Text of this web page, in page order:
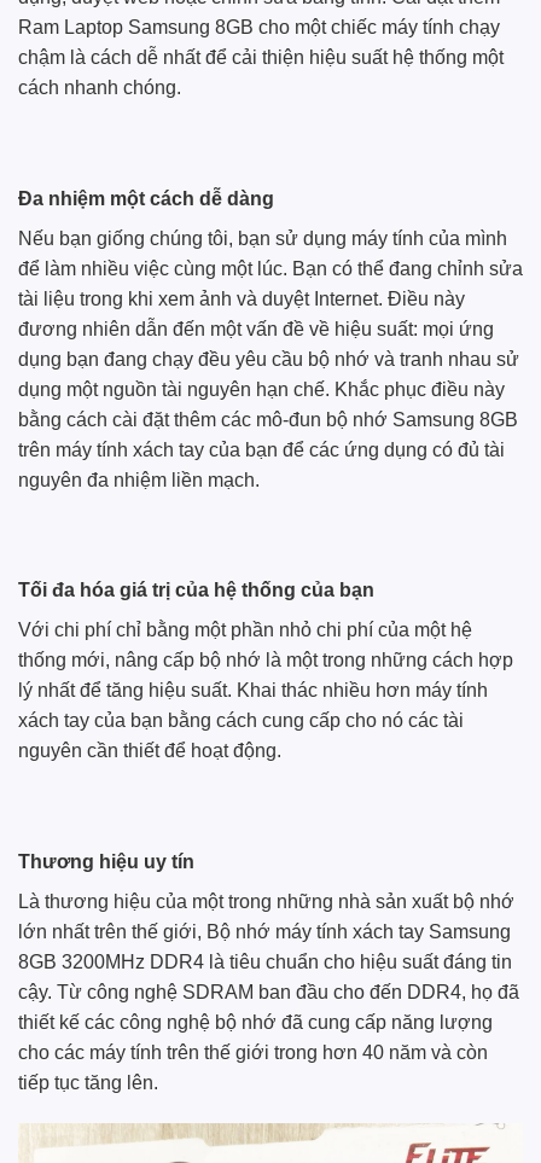
Ram Laptop Samsung 8GB cho một chiếc máy tính chạy
chậm là cách dễ nhất để cải thiện hiệu suất hệ thống một
cách nhanh chóng.
Đa nhiệm một cách dễ dàng
Nếu bạn giống chúng tôi, bạn sử dụng máy tính của mình
để làm nhiều việc cùng một lúc. Bạn có thể đang chỉnh sửa
tài liệu trong khi xem ảnh và duyệt Internet. Điều này
đương nhiên dẫn đến một vấn đề về hiệu suất: mọi ứng
dụng bạn đang chạy đều yêu cầu bộ nhớ và tranh nhau sử
dụng một nguồn tài nguyên hạn chế. Khắc phục điều này
bằng cách cài đặt thêm các mô-đun bộ nhớ Samsung 8GB
trên máy tính xách tay của bạn để các ứng dụng có đủ tài
nguyên đa nhiệm liền mạch.
Tối đa hóa giá trị của hệ thống của bạn
Với chi phí chỉ bằng một phần nhỏ chi phí của một hệ
thống mới, nâng cấp bộ nhớ là một trong những cách hợp
lý nhất để tăng hiệu suất. Khai thác nhiều hơn máy tính
xách tay của bạn bằng cách cung cấp cho nó các tài
nguyên cần thiết để hoạt động.
Thương hiệu uy tín
Là thương hiệu của một trong những nhà sản xuất bộ nhớ
lớn nhất trên thế giới, Bộ nhớ máy tính xách tay Samsung
8GB 3200MHz DDR4 là tiêu chuẩn cho hiệu suất đáng tin
cậy. Từ công nghệ SDRAM ban đầu cho đến DDR4, họ đã
thiết kế các công nghệ bộ nhớ đã cung cấp năng lượng
cho các máy tính trên thế giới trong hơn 40 năm và còn
tiếp tục tăng lên.